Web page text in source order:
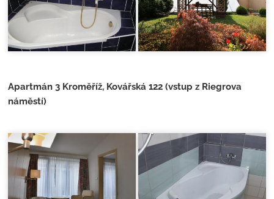
Apartmán 3 Kroměříž, Kovářská 122 (vstup z Riegrova
náměstí)